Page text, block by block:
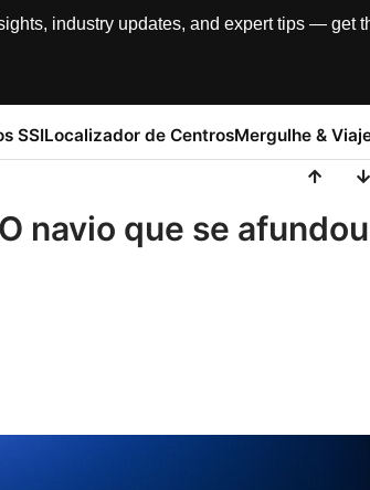
industry updates, and expert tips — get
SSILocalizador de CentrosMergulhe &
navio que se afundou